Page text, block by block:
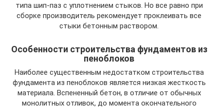
типа шип-паз с уплотнением стыков. Но все равно при
сборке производитель рекомендует проклеивать все
стыки бетонным раствором.
Особенности строительства фундаментов из
пеноблоков
Наиболее существенным недостатком строительства
фундамента из пеноблоков является низкая жесткость
материала. Вспененный бетон, в отличие от обычных
монолитных отливок, до момента окончательного